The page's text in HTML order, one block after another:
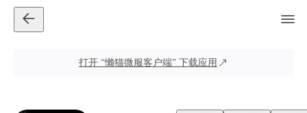
打开 “懒猫微服客户端” 下载应用